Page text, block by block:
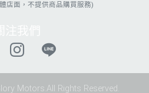
店面，不提供商品購買服務)
Motors.All Rights Reserved.